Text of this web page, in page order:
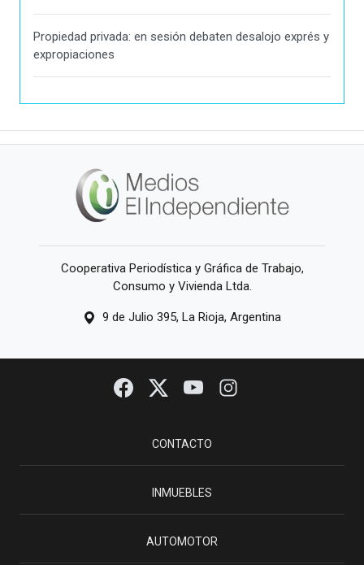
Propiedad privada: en sesión debaten desalojo exprés y
expropiaciones
Cooperativa Periodística y Gráfica de Trabajo,
Consumo y Vivienda Ltda.
9 de Julio 395, La Rioja, Argentina
CONTACTO
INMUEBLES
AUTOMOTOR